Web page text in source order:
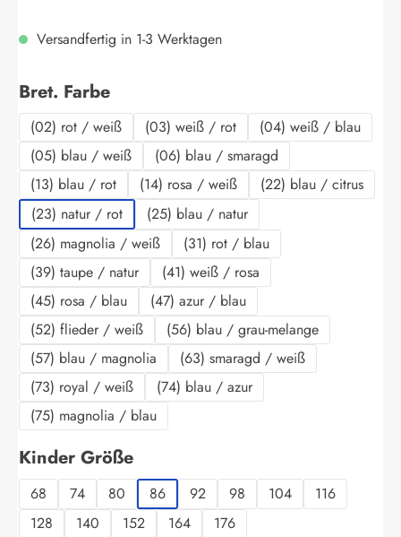
Versandfertig in 1-3 Werktagen
Bret. Farbeauswählen
(02) rot / weiß (03) weiß / rot
(04) weiß / blau
(05) blau / weiß
(06) blau / smaragd
(13) blau / rot
(14) rosa / weiß
(22) blau / citrus
(23) natur / rot
(25) blau / natur
(26) magnolia / weiß
(31) rot / blau
(39) taupe / natur
(41) weiß / rosa
(45) rosa / blau
(47) azur / blau
(52) flieder / weiß
(56) blau / grau-melange
(57) blau / magnolia
(63) smaragd / weiß
(73) royal / weiß
(74) blau / azur
(75) magnolia / blau
Kinder Größeauswählen
68 74 80 86 92 98 104
116
128
140 152 164 176